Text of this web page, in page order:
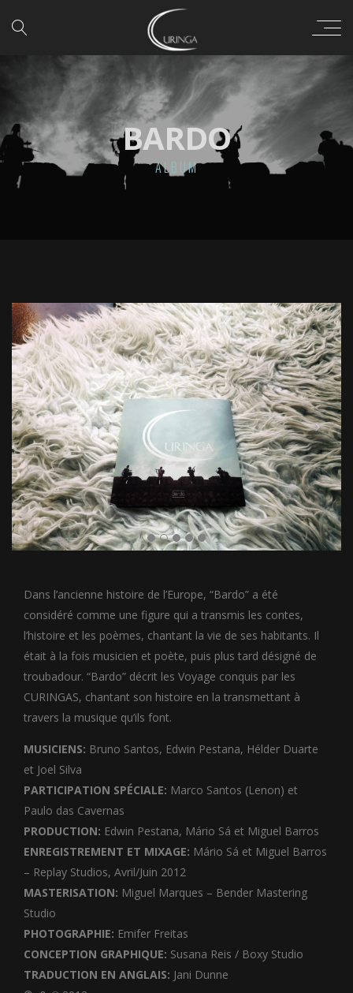
BARDO
ALBUM
Dans l’ancienne histoire de l’Europe, “Bardo” a été
considéré comme une figure qui a transmis les contes,
l’histoire et les poèmes, chantant la vie de ses habitants. Il
était à la fois musicien et poète, puis plus tard désigné de
troubadour. “Bardo” décrit les Voyage conquis par les
CURINGAS, chantant son histoire en la transmettant à
travers la musique qu’ils font.
MUSICIENS: Bruno Santos, Edwin Pestana, Hélder Duarte
et Joel Silva
PARTICIPATION SPÉCIALE: Marco Santos (Lenon) et
Paulo das Cavernas
PRODUCTION: Edwin Pestana, Mário Sá et Miguel Barros
ENREGISTREMENT ET MIXAGE: Mário Sá et Miguel Barros
– Replay Studios, Avril/Juin 2012
MASTERISATION: Miguel Marques – Bender Mastering
Studio
PHOTOGRAPHIE: Emifer Freitas
CONCEPTION GRAPHIQUE: Susana Reis / Boxy Studio
TRADUCTION EN ANGLAIS: Jani Dunne